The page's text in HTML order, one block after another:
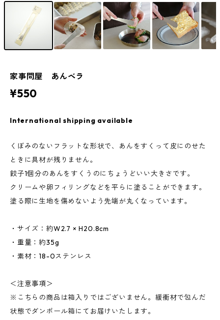
家事問屋 あんベラ
¥550
International shipping available
くぼみのないフラットな形状で、あんをすくって皮にのせた
ときに具材が残りません。
餃子1個分のあんをすくうのにちょうどいい大きさです。
クリームや卵フィリングなどを平らに塗ることができます。
塗る際に生地を傷めないよう先端が丸くなっています。
・サイズ：約W2.7 × H20.8cm
・重量：約35g
・素材：18-0ステンレス
＜注意事項＞
※こちらの商品は箱入りではございません。緩衝材で包んだ
状態でダンボール箱にてお届けいたします。